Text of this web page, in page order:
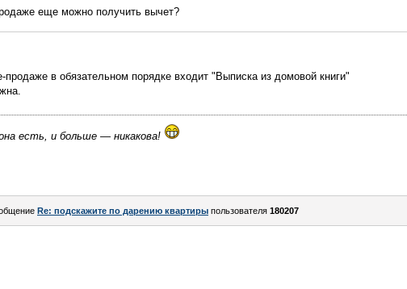
еще можно получить вычет?
продаже в обязательном порядке входит "Выписка из домовой книги"
есть, и больше — никакова!
Re: подскажите по дарению квартиры пользователя 180207